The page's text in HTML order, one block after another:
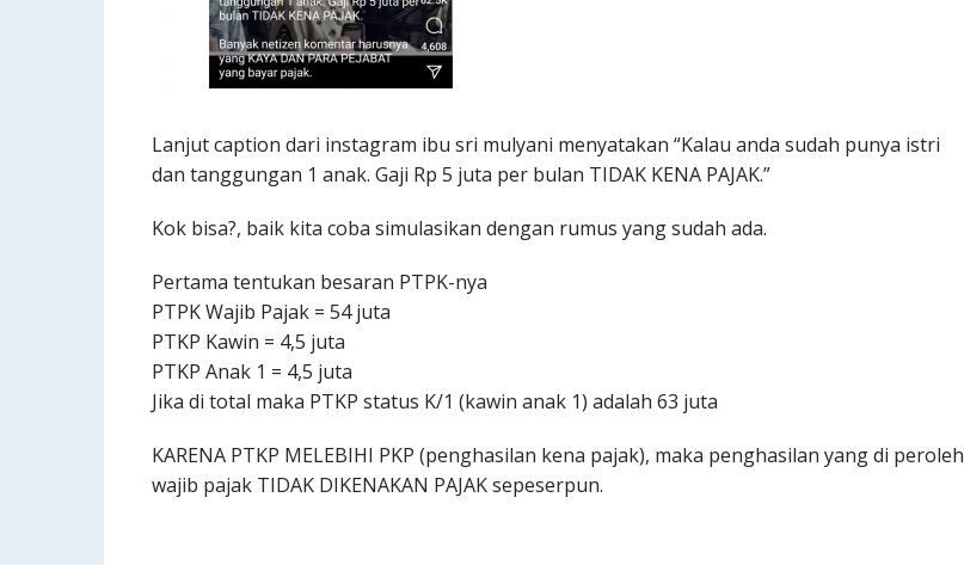
Lanjut caption dari instagram ibu sri mulyani menyatakan “Kalau anda sudah punya istri
dan tanggungan 1 anak. Gaji Rp 5 juta per bulan TIDAK KENA PAJAK.”
Kok bisa?, baik kita coba simulasikan dengan rumus yang sudah ada.
Pertama tentukan besaran PTPK-nya
PTPK Wajib Pajak = 54 juta
PTKP Kawin = 4,5 juta
PTKP Anak 1 = 4,5 juta
Jika di total maka PTKP status K/1 (kawin anak 1) adalah 63 juta
KARENA PTKP MELEBIHI PKP (penghasilan kena pajak), maka penghasilan yang di peroleh
wajib pajak TIDAK DIKENAKAN PAJAK sepeserpun.